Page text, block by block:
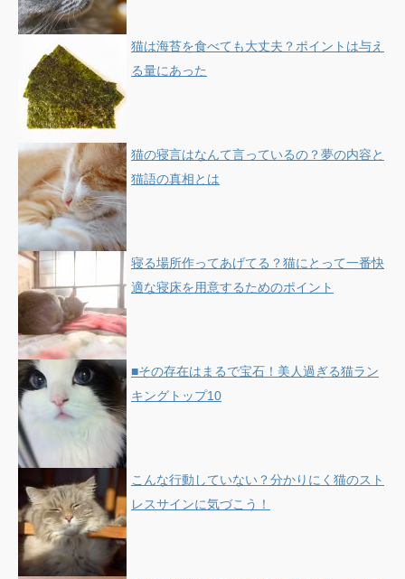
猫は海苔を食べても大丈夫？ポイントは与え
る量にあった
猫の寝言はなんて言っているの？夢の内容と
猫語の真相とは
寝る場所作ってあげてる？猫にとって一番快
適な寝床を用意するためのポイント
■その存在はまるで宝石！美人過ぎる猫ラン
キングトップ10
こんな行動していない？分かりにく猫のスト
レスサインに気づこう！